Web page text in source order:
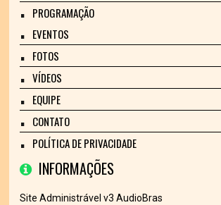
PROGRAMAÇÃO
EVENTOS
FOTOS
VÍDEOS
EQUIPE
CONTATO
POLÍTICA DE PRIVACIDADE
INFORMAÇÕES
Site Administrável v3 AudioBras